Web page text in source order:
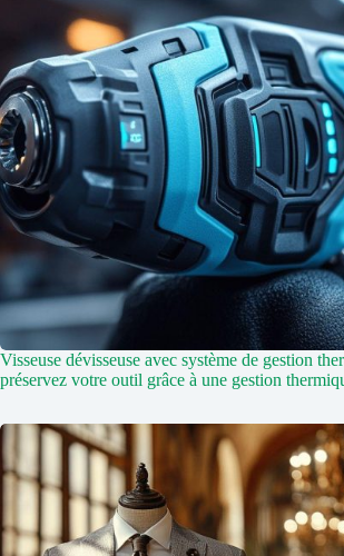
Visseuse dévisseuse avec système de gestion
préservez votre outil grâce à une gestion